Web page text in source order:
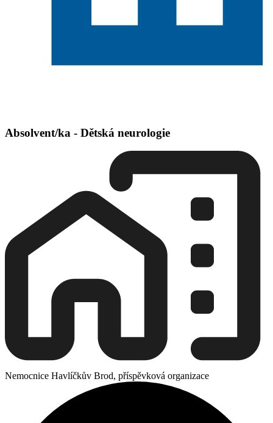
Absolvent/ka - Dětská neurologie
Nemocnice Havlíčkův Brod, příspěvková organizace